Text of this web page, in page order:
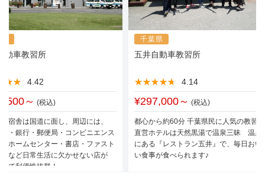
動車教習所
4.42
～ (税込)
宿舎は国道に面し、周辺には、
・銀行・郵便局・コンビニエンス
ホームセンター・書店・ファスト
など日常生活に欠かせない店が
て利便性抜群！
千葉県
五井自動車教習所
★★★★★
★★★★★ 4.14
¥297,000～ (税込)
都心から約60分 千葉県民に人気の教習所
直営ホテルは天然黒湯で温泉三昧 温泉
にある『レストラン五井』で、毎日おい
い食事が食べられます♪